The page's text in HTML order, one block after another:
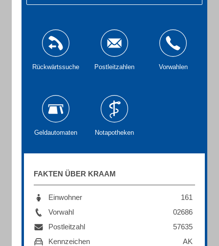
Rückwärtssuche Postleitzahlen Vorwahlen
Geldautomaten Notapotheken
FAKTEN ÜBER KRAAM
Einwohner
161
Vorwahl
02686
Postleitzahl
57635
Kennzeichen
AK